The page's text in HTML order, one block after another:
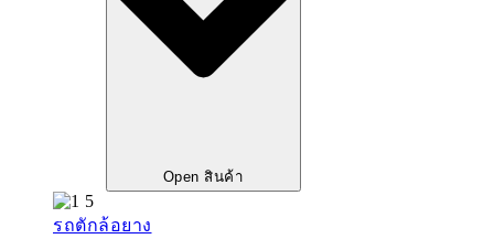
Open สินค้า
รถตักล้อยาง